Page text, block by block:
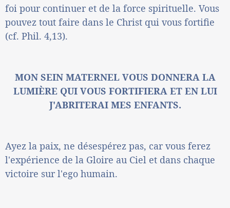
foi pour continuer et de la force spirituelle. Vous
pouvez tout faire dans le Christ qui vous fortifie
(cf. Phil. 4,13).
MON SEIN MATERNEL VOUS DONNERA LA
LUMIÈRE QUI VOUS FORTIFIERA ET EN LUI
J'ABRITERAI MES ENFANTS.
Ayez la paix, ne désespérez pas, car vous ferez
l'expérience de la Gloire au Ciel et dans chaque
victoire sur l'ego humain.